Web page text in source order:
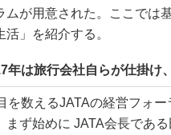
ムが用意された。ここでは
活」を紹介する。
年は旅行会社自らが仕掛
数えるJATAの経営フォー
まず始めに JATA会長であ